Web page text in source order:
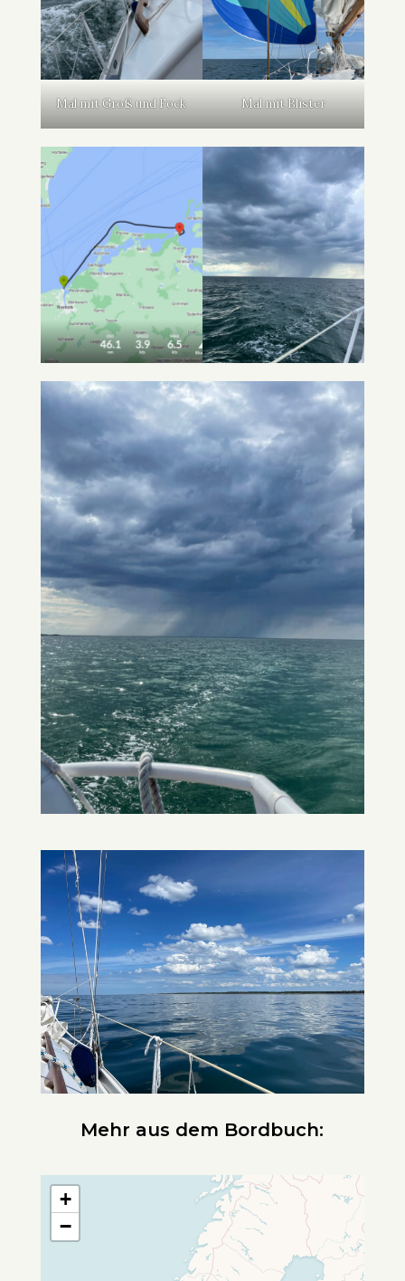
Mal mit Groß und Fock Mal mit Blister
Mehr aus dem Bordbuch:
+
−